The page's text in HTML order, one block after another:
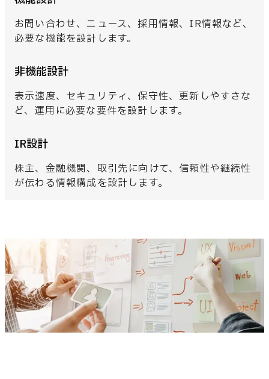
お問い合わせ、ニュース、採用情報、IR情報など、
必要な機能を設計します。
非機能設計
表示速度、セキュリティ、保守性、更新しやすさな
ど、運用に必要な要件を設計します。
IR設計
株主、金融機関、取引先に向けて、信頼性や継続性
が伝わる情報構成を設計します。